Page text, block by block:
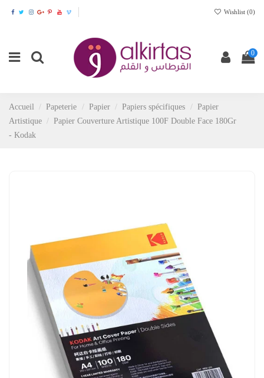
Wishlist (0)
0
Accueil Papeterie Papier Papiers spécifiques
Papier
Artistique
Papier Couverture Artistique 100F Double Face 180Gr
- Kodak